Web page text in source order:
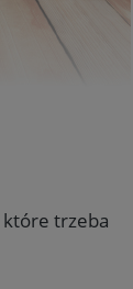
które trzeba